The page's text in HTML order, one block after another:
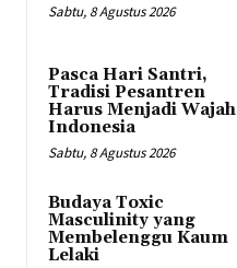
Sabtu, 8 Agustus 2026
Pasca Hari Santri,
Tradisi Pesantren
Harus Menjadi Wajah
Indonesia
Sabtu, 8 Agustus 2026
Budaya Toxic
Masculinity yang
Membelenggu Kaum
Lelaki